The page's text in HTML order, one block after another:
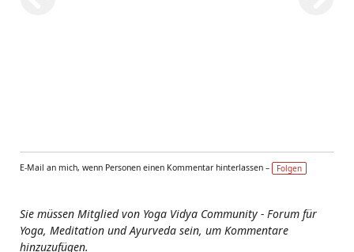
E-Mail an mich, wenn Personen einen Kommentar hinterlassen – Folgen
Sie müssen Mitglied von Yoga Vidya Community - Forum für
Yoga, Meditation und Ayurveda sein, um Kommentare
hinzuzufügen.